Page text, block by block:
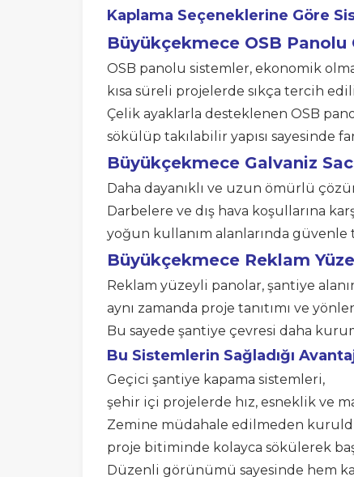
Kaplama Seçeneklerine Göre
Büyükçekmece OSB
OSB panolu sistemler, ekonomik
kısa süreli projelerde sıkça tercih
Çelik ayaklarla desteklenen OSB
sökülüp takılabilir yapısı sayesinde
Büyükçekmece Galvaniz
Daha dayanıklı ve uzun ömürlü
Darbelere ve dış hava koşullarına
yoğun kullanım alanlarında
Büyükçekmece Reklam
Reklam yüzeyli panolar, şantiye
aynı zamanda proje tanıtımı ve
Bu sayede şantiye çevresi daha
Bu Sistemlerin Sağladığı
Geçici şantiye kapama sistemleri,
şehir içi projelerde hız, esneklik ve
Zemine müdahale edilmeden
proje bitiminde kolayca sökülerek
Düzenli görünümü sayesinde hem